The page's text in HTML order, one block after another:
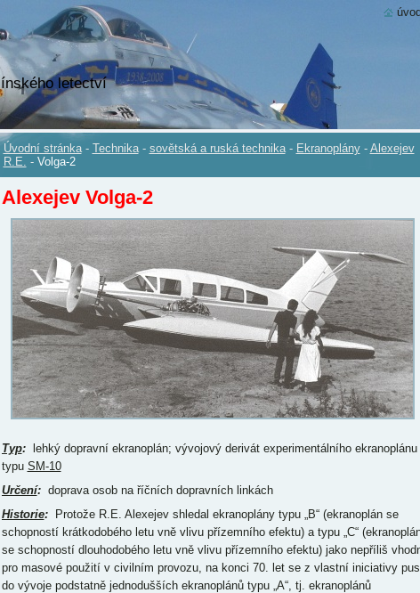
letectví
Úvodní stránka - Technika - sovětská a ruská technika - Ekranoplány - Alexejev
R.E. - Volga-2
Alexejev Volga-2
Typ:lehký dopravní ekranoplán; vývojový derivát experimentálního ekranoplánu
typu SM-10
Určení:doprava osob na říčních dopravních linkách
Historie:Protože R.E. Alexejev shledal ekranoplány typu „B“ (ekranoplán se
schopností krátkodobého letu vně vlivu přízemního efektu) a typu „C“
se schopností dlouhodobého letu vně vlivu přízemního efektu) jako nepříliš
pro masové použití v civilním provozu, na konci 70. let se z vlastní iniciativy
do vývoje podstatně jednodušších ekranoplánů typu „A“, tj. ekranoplánů